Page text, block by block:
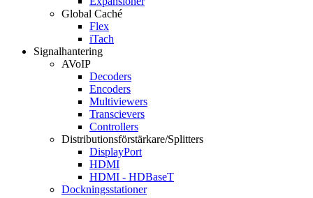
Global Caché
Flex
iTach
Signalhantering
AVoIP
Decoders
Encoders
Multiviewers
Transcievers
Controllers
Distributionsförstärkare/Splitters
DisplayPort
HDMI
HDMI - HDBaseT
Dockningsstationer